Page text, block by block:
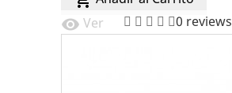
0 reviews
visibility Ver